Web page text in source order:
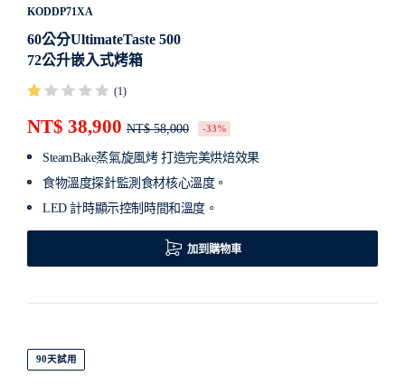
KODDP71XA
60公分UltimateTaste 500
72公升嵌入式烤箱
(1)
NT$ 38,900 NT$ 58,000 -33%
SteamBake蒸氣旋風烤 打造完美烘焙效果
食物溫度探針監測食材核心溫度。
LED 計時顯示控制時間和溫度。
加到購物車
90天試用